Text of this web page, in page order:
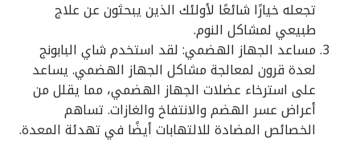
تجعله خيارًا شائعًا لأولئك الذين يبحثون عن علاج
طبيعي لمشاكل النوم.
مساعد الجهاز الهضمي: لقد استخدم شاي البابونج
لعدة قرون لمعالجة مشاكل الجهاز الهضمي. يساعد
على استرخاء عضلات الجهاز الهضمي، مما يقلل من
أعراض عسر الهضم والانتفاخ والغازات. تساهم
الخصائص المضادة للالتهابات أيضًا في تهدئة المعدة.